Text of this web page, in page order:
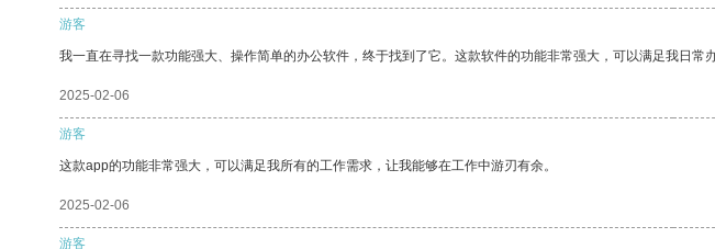
游客
我一直在寻找一款功能强大、操作简单的办公软件，终于找到了它。这款软件的功能非常强大，可以满足我日常
2025-02-06
游客
这款app的功能非常强大，可以满足我所有的工作需求，让我能够在工作中游刃有余。
2025-02-06
游客